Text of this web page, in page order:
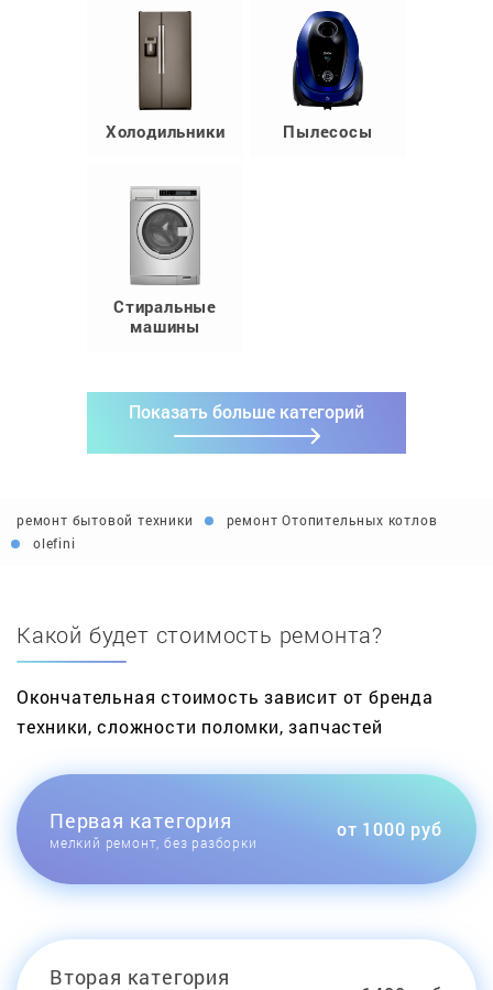
Холодильники Пылесосы
Стиральные
машины
Показать больше категорий
ремонт бытовой техники
ремонт Отопительных котлов
olefini
Какой будет стоимость ремонта?
Окончательная стоимость зависит от бренда
техники, сложности поломки, запчастей
Первая категория
мелкий ремонт, без разборки
от 1000 руб
Вторая категория